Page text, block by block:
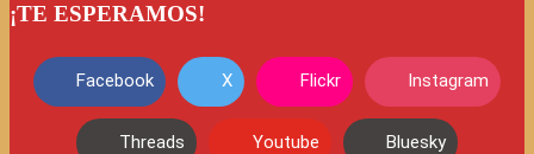
¡TE ESPERAMOS!
Facebook X Flickr Instagram
Threads Youtube Bluesky